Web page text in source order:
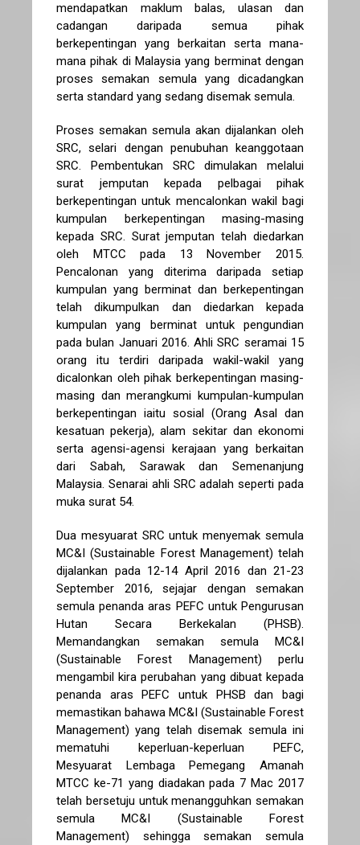
mendapatkan maklum balas, ulasan dan
cadangan daripada semua pihak
berkepentingan yang berkaitan serta mana-
mana pihak di Malaysia yang berminat dengan
proses semakan semula yang dicadangkan
serta standard yang sedang disemak semula.
Proses semakan semula akan dijalankan oleh
SRC, selari dengan penubuhan keanggotaan
SRC. Pembentukan SRC dimulakan melalui
surat jemputan kepada pelbagai pihak
berkepentingan untuk mencalonkan wakil bagi
kumpulan berkepentingan masing-masing
kepada SRC. Surat jemputan telah diedarkan
oleh MTCC pada 13 November 2015.
Pencalonan yang diterima daripada setiap
kumpulan yang berminat dan berkepentingan
telah dikumpulkan dan diedarkan kepada
kumpulan yang berminat untuk pengundian
pada bulan Januari 2016. Ahli SRC seramai 15
orang itu terdiri daripada wakil-wakil yang
dicalonkan oleh pihak berkepentingan masing-
masing dan merangkumi kumpulan-kumpulan
berkepentingan iaitu sosial (Orang Asal dan
kesatuan pekerja), alam sekitar dan ekonomi
serta agensi-agensi kerajaan yang berkaitan
dari Sabah, Sarawak dan Semenanjung
Malaysia. Senarai ahli SRC adalah seperti pada
muka surat 54.
Dua mesyuarat SRC untuk menyemak semula
MC&I (Sustainable Forest Management) telah
dijalankan pada 12-14 April 2016 dan 21-23
September 2016, sejajar dengan semakan
semula penanda aras PEFC untuk Pengurusan
Hutan Secara Berkekalan (PHSB).
Memandangkan semakan semula MC&I
(Sustainable Forest Management) perlu
mengambil kira perubahan yang dibuat kepada
penanda aras PEFC untuk PHSB dan bagi
memastikan bahawa MC&I (Sustainable Forest
Management) yang telah disemak semula ini
mematuhi keperluan-keperluan PEFC,
Mesyuarat Lembaga Pemegang Amanah
MTCC ke-71 yang diadakan pada 7 Mac 2017
telah bersetuju untuk menangguhkan semakan
semula MC&I (Sustainable Forest
Management) sehingga semakan semula